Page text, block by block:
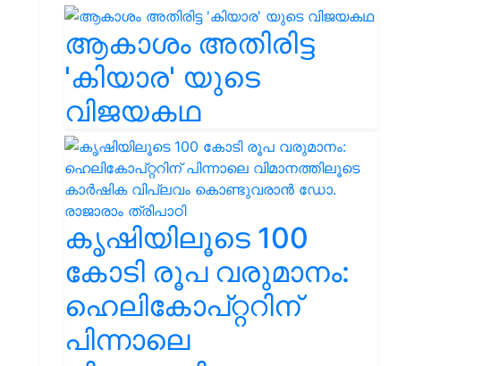
ആകാശം അതിരിട്ട
'കിയാര' യുടെ
വിജയകഥ
കൃഷിയിലൂടെ 100
കോടി രൂപ വരുമാനം:
ഹെലികോപ്റ്ററിന്
പിന്നാലെ